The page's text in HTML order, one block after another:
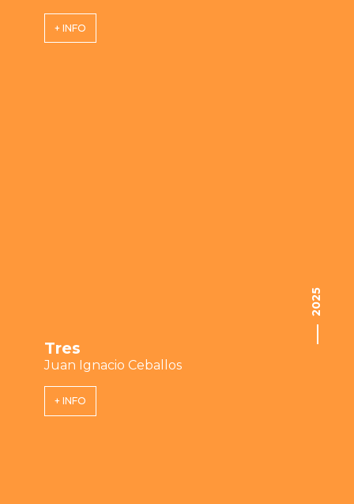
+ INFO
Tres
Juan Ignacio Ceballos
+ INFO
2025